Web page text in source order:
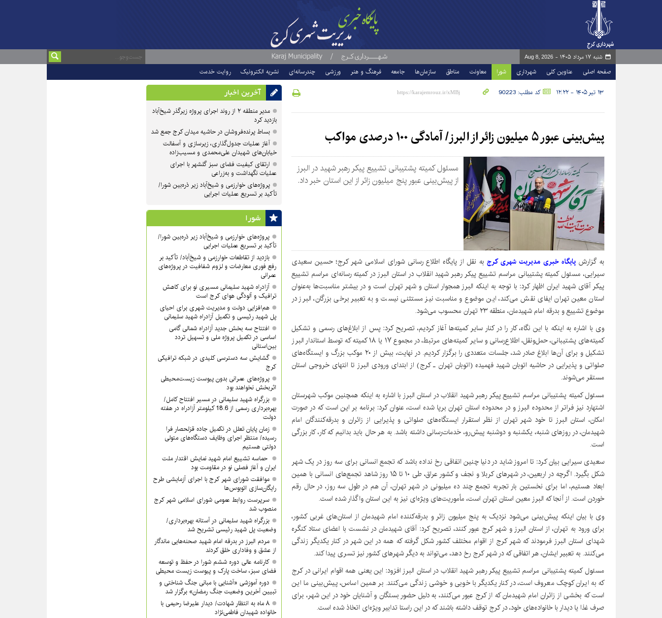
شنبه ۱۷ مرداد ۱۴۰۵ - Aug 8, 2026
صفحه اصلی عناوین کلی شهرداری شورا معاونت مناطق سازمان‌ها جامعه فرهنگ و هنر ورزشی چندرسانه‌ای نشریه الکترونیک روایت خدمت
۱۳ تیر ۱۴۰۵ - ۱۲:۲۲ کد مطلب: 90223
پیش‌بینی عبور ۵ میلیون زائر از البرز/ آمادگی ۱۰۰ درصدی مواکب
مسئول کمیته پشتیبانی تشییع پیکر رهبر شهید در البرز
از پیش‌بینی عبور پنج میلیون زائر از این استان خبر داد.
به گزارش پایگاه خبری مدیریت شهری کرجبه نقل از پایگاه اطلاع رسانی شورای اسلامی شهر کرج؛ حسین سعیدی
سیرایی، مسئول کمیته پشتیبانی مراسم تشییع پیکر رهبر شهید انقلاب در استان البرز در کمیته رسانه‌ای مراسم تشییع
پیکر آقای شهید ایران اظهار کرد: با توجه به اینکه البرز همجوار استان و شهر تهران است و در بیشتر مناسبت‌ها به‌عنوان
استان معین تهران ایفای نقش می‌کند، این موضوع و مناسبت نیز مستثنی نیست و به تعبیر برخی بزرگان، البرز در
موضوع تشییع و بدرقه امام شهیدمان، منطقه ۲۳ تهران محسوب می‌شود.
وی با اشاره به اینکه با این نگاه، کار را در کنار سایر کمیته‌ها آغاز کردیم، تصریح کرد: پس از ابلاغ‌های رسمی و تشکیل
کمیته‌های پشتیبانی، حمل‌ونقل، اطلاع‌رسانی و سایر کمیته‌های مرتبط، در مجموع ۱۷ یا ۱۸ کمیته که توسط استاندار البرز
تشکیل و برای آن‌ها ابلاغ صادر شد، جلسات متعددی را برگزار کردیم. در نهایت، بیش از ۲۰ موکب بزرگ و ایستگاه‌های
صلواتی و پذیرایی در حاشیه اتوبان شهید فهمیده (اتوبان تهران ـ کرج) از ابتدای ورودی البرز تا انتهای خروجی استان
مستقر می‌شوند.
مسئول کمیته پشتیبانی مراسم تشییع پیکر رهبر شهید انقلاب در استان البرز با اشاره به اینکه همچنین موکب شهرستان
اشتهارد نیز فراتر از محدوده البرز و در محدوده استان تهران برپا شده است، عنوان کرد: برنامه بر این است که در صورت
امکان، استان البرز تا خود شهر تهران از نظر استقرار ایستگاه‌های صلواتی و پذیرایی از زائران و بدرقه‌کنندگان امام
شهیدمان، در روزهای شنبه، یکشنبه و دوشنبه پیش‌رو، خدمات‌رسانی داشته باشد. به هر حال باید بدانیم که کار، کار بزرگی
است.
سعیدی سیرایی بیان کرد: تا امروز شاید در دنیا چنین اتفاقی رخ نداده باشد که تجمع انسانی برای سه روز در یک شهر
شکل بگیرد. اگرچه در اربعین، در شهرهای کربلا و نجف و کشور عراق، طی ۱۰ تا ۱۵ روز شاهد تجمع‌های انسانی با همین
ابعاد هستیم، اما برای نخستین بار تجربه تجمع چند ده میلیونی در شهر تهران، آن هم در طول سه روز، در حال رقم
خوردن است. از آنجا که البرز معین استان تهران است، مأموریت‌های ویژه‌ای نیز به این استان واگذار شده است.
وی با بیان اینکه پیش‌بینی می‌شود نزدیک به پنج میلیون زائر و بدرقه‌کننده امام شهیدمان از استان‌های غربی کشور،
برای ورود به تهران، از استان البرز و شهر کرج عبور کنند، تصریح کرد: آقای شهیدمان در نشست با اعضای ستاد کنگره
شهدای استان البرز فرمودند که شهر کرج از اقوام مختلف کشور شکل گرفته که همه در این شهر در کنار یکدیگر زندگی
می‌کنند. به تعبیر ایشان، هر اتفاقی که در شهر کرج رخ دهد، می‌تواند به دیگر شهرهای کشور نیز تسری پیدا کند.
مسئول کمیته پشتیبانی مراسم تشییع پیکر رهبر شهید انقلاب در استان البرز افزود: این یعنی همه اقوام ایرانی در کرج
که به ایران کوچک معروف است، در کنار یکدیگر با خوبی و خوشی زندگی می‌کنند. بر همین اساس، پیش‌بینی ما این
است که بخشی از زائران امام شهیدمان که از کرج عبور می‌کنند، به دلیل حضور بستگان و آشنایان خود در این شهر، برای
صرف غذا یا دیدار با خانواده‌های خود، در کرج توقف داشته باشند که در این راستا تدابیر ویژه‌ای اتخاذ شده است.
آخرین اخبار
مدیر منطقه ۲ از روند اجرای پروژه زیرگذر شیخ‌آباد
بازدید کرد
بساط پرنده‌فروشان در حاشیه میدان کرج جمع شد
آغاز عملیات جدول‌گذاری، زیرسازی و آسفالت
خیابان‌های شهیدان علی‌محمدی و مسیب‌زاده
ارتقای کیفیت فضای سبز گلشهر با اجرای
عملیات نگهداشت و به‌زراعی
پروژه‌های خوارزمی و شیخ‌آباد زیر ذره‌بین شورا/
تأکید بر تسریع عملیات اجرایی
شورا
پروژه‌های خوارزمی و شیخ‌آباد زیر ذره‌بین شورا/
تأکید بر تسریع عملیات اجرایی
بازدید از تقاطعات خوارزمی و شیخ‌آباد/ تأکید بر
رفع فوری معارضات و لزوم شفافیت در پروژه‌های
عمرانی
آزادراه شهید سلیمانی مسیری نو برای کاهش
ترافیک و آلودگی هوای کرج است
هم‌افزایی دولت و مدیریت شهری برای احیای
پل شهید رئیسی و تکمیل آزادراه شهید سلیمانی
افتتاح سه بخش جدید آزادراه شمالی گامی
اساسی در تکمیل پروژه ملی و تسهیل تردد
بین‌استانی
گشایش سه دسترسی کلیدی در شبکه ترافیکی
کرج
پروژه‌های عمرانی بدون پیوست زیست‌محیطی
اثربخش نخواهند بود
بزرگراه شهید سلیمانی در مسیر افتتاح کامل/
بهره‌برداری رسمی از 18.6 کیلومتر آزادراه در هفته
دولت
زمان پایان تعلل در تکمیل جاده قزلحصار فرا
رسیده/ منتظر اجرای وظایف دستگاه‌های متولی
دولتی هستیم
حماسه تشییع امام شهید نمایش اقتدار ملت
ایران و آغاز فصلی نو در مقاومت بود
موافقت شورای شهر کرج با اجرای آزمایشی طرح
رایگان‌سازی اتوبوس‌ها
سرپرست روابط عمومی شورای اسلامی شهر کرج
منصوب شد
بزرگراه شهید سلیمانی در آستانه بهره‌برداری/
وضعیت پل شهید رئیسی تشریح شد
مردم البرز در بدرقه امام شهید صحنه‌هایی ماندگار
از عشق و وفاداری خلق کردند
کارنامه عالی دوره ششم شورا در حفظ و توسعه
فضای سبز، ساخت پارک و پیوست زیست محیطی
دوره آموزشی «آشنایی با مبانی جنگ شناختی و
تبیین آخرین وضعیت جنگ رمضان» برگزار شد
۸ ماه به انتظار شهادت/ دیدار علیرضا رحیمی با
خانواده شهیدان فاطمی‌نژاد